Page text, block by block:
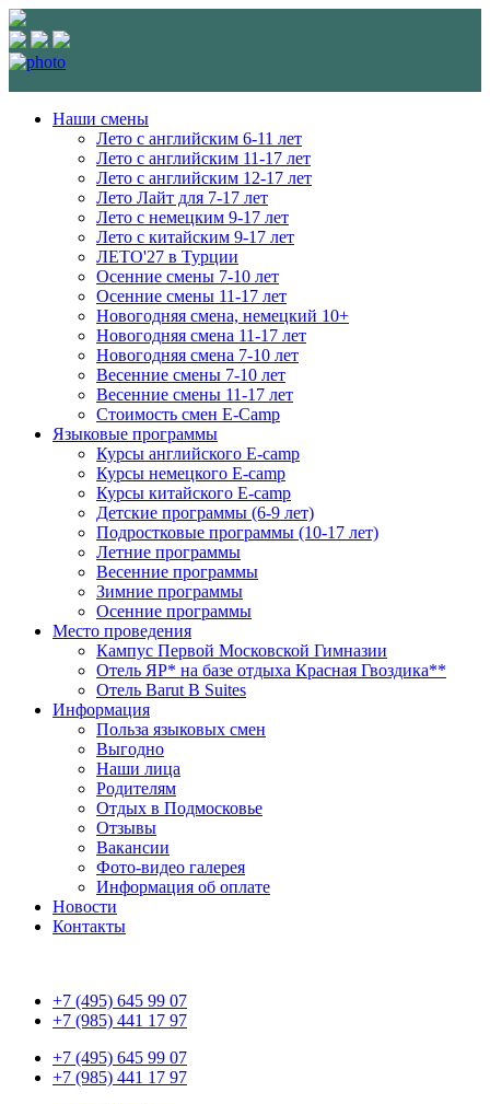
Наши смены
Лето с английским 6-11 лет
Лето с английским 11-17 лет
Лето с английским 12-17 лет
Лето Лайт для 7-17 лет
Лето c немецким 9-17 лет
Лето с китайским 9-17 лет
ЛЕТО'27 в Турции
Осенние смены 7-10 лет
Осенние смены 11-17 лет
Новогодняя смена, немецкий 10+
Новогодняя смена 11-17 лет
Новогодняя смена 7-10 лет
Весенние смены 7-10 лет
Весенние смены 11-17 лет
Стоимость смен E-Camp
Языковые программы
Курсы английского E-camp
Курсы немецкого E-camp
Курсы китайского E-camp
Детские программы (6-9 лет)
Подростковые программы (10-17 лет)
Летние программы
Весенние программы
Зимние программы
Осенние программы
Место проведения
Кампус Первой Московской Гимназии
Отель ЯР* на базе отдыха Красная Гвоздика**
Отель Barut B Suites
Информация
Польза языковых смен
Выгодно
Наши лица
Родителям
Отдых в Подмосковье
Отзывы
Вакансии
Фото-видео галерея
Информация об оплате
Новости
Контакты
+7 (495) 645 99 07
+7 (985) 441 17 97
+7 (495) 645 99 07
+7 (985) 441 17 97